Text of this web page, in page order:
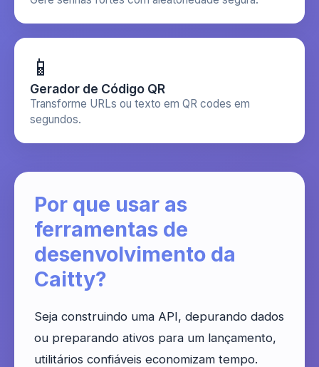
📱
Gerador de Código QR
Transforme URLs ou texto em QR codes em
segundos.
Por que usar as
ferramentas de
desenvolvimento da
Caitty?
Seja construindo uma API, depurando dados
ou preparando ativos para um lançamento,
utilitários confiáveis economizam tempo.